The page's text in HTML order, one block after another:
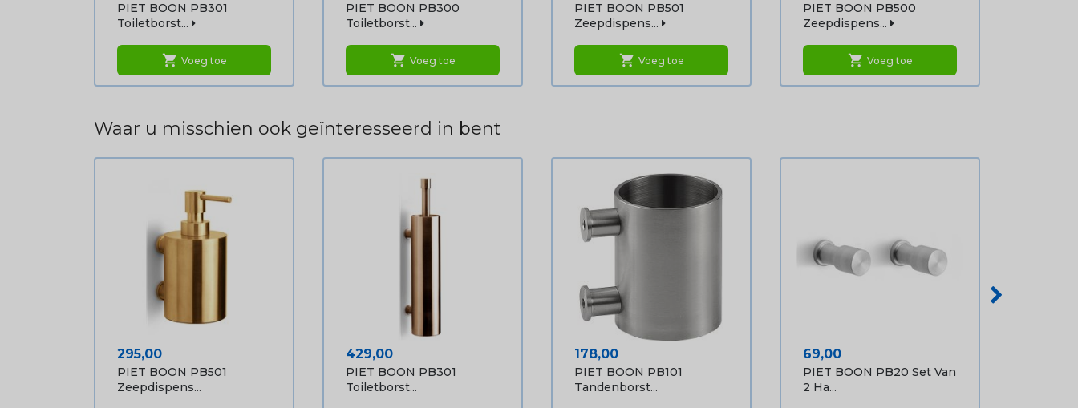
PIET BOON PB301
Toiletborst...
shopping_cart Voeg toe
PIET BOON PB300
Toiletborst...
shopping_cart Voeg toe
PIET BOON PB501
Zeepdispens...
shopping_cart Voeg toe
PIET BOON PB500
Zeepdispens...
shopping_cart Voeg toe
Waar u misschien ook geïnteresseerd in bent
Prijs
295,00
PIET BOON PB501
Zeepdispens...
Prijs
429,00
PIET BOON PB301
Toiletborst...
Prijs
178,00
PIET BOON PB101
Tandenborst...
Prijs
69,00
PIET BOON PB20 Set Van
2 Ha...